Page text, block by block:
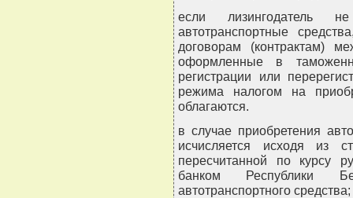
если лизингодатель
автотранспортные
договорам (контрактам)
оформленные в
регистрации или
режима налогом на
облагаются.
в случае приобретения
исчисляется исходя из
пересчитанной по курсу
банком Республики
автотранспортного средства;